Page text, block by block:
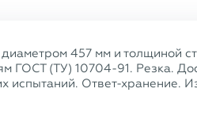
457 мм и толщиной
ГОСТ (ТУ) 10704-91. Резка.
Ответ-хранение.